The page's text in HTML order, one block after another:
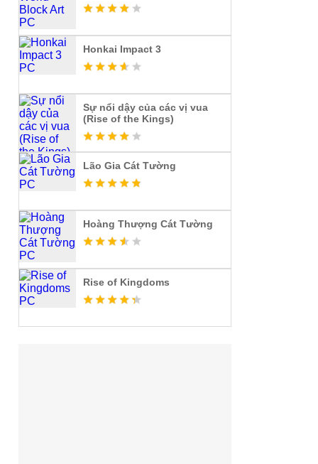
Honkai Impact 3
Sự nổi dậy của các vị vua
(Rise of the Kings)
Lão Gia Cát Tường
Hoàng Thượng Cát Tường
Rise of Kingdoms